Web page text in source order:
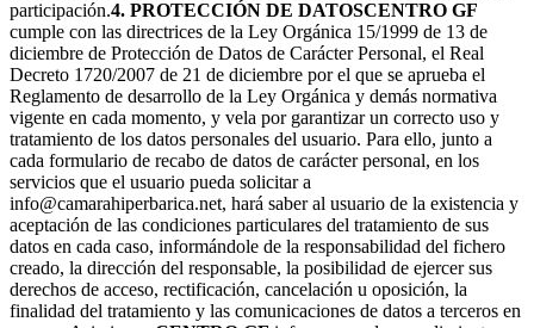
participación.4. PROTECCIÓN DE DATOSCENTRO GF
cumple con las directrices de la Ley Orgánica 15/1999 de 13 de
diciembre de Protección de Datos de Carácter Personal, el Real
Decreto 1720/2007 de 21 de diciembre por el que se aprueba el
Reglamento de desarrollo de la Ley Orgánica y demás normativa
vigente en cada momento, y vela por garantizar un correcto uso y
tratamiento de los datos personales del usuario. Para ello, junto a
cada formulario de recabo de datos de carácter personal, en los
servicios que el usuario pueda solicitar a
info@camarahiperbarica.net, hará saber al usuario de la existencia y
aceptación de las condiciones particulares del tratamiento de sus
datos en cada caso, informándole de la responsabilidad del fichero
creado, la dirección del responsable, la posibilidad de ejercer sus
derechos de acceso, rectificación, cancelación u oposición, la
finalidad del tratamiento y las comunicaciones de datos a terceros en